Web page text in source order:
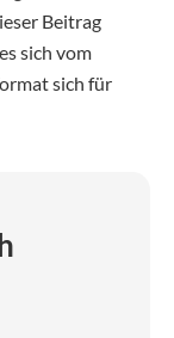
Beitrag
sich vom
sich für